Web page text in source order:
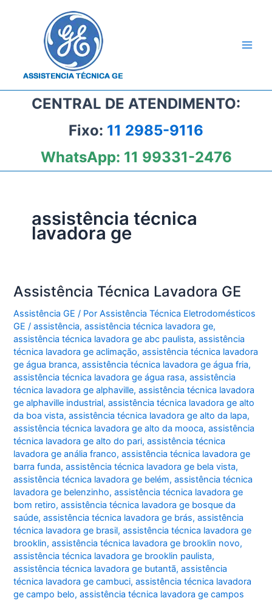
CENTRAL DE ATENDIMENTO:
Fixo: 11 2985-9116
WhatsApp: 11 99331-2476
assistência técnica
lavadora ge
Assistência Técnica Lavadora GE
Assistência GE / PorAssistência Técnica Eletrodomésticos
GE/assistência,assistência técnica lavadora ge,
assistência técnica lavadora ge abc paulista,assistência
técnica lavadora ge aclimação,assistência técnica lavadora
ge água branca,assistência técnica lavadora ge água fria,
assistência técnica lavadora ge água rasa,assistência
técnica lavadora ge alphaville,assistência técnica lavadora
ge alphaville industrial,assistência técnica lavadora ge alto
da boa vista,assistência técnica lavadora ge alto da lapa,
assistência técnica lavadora ge alto da mooca,assistência
técnica lavadora ge alto do pari,assistência técnica
lavadora ge anália franco,assistência técnica lavadora ge
barra funda,assistência técnica lavadora ge bela vista,
assistência técnica lavadora ge belém,assistência técnica
lavadora ge belenzinho,assistência técnica lavadora ge
bom retiro,assistência técnica lavadora ge bosque da
saúde,assistência técnica lavadora ge brás,assistência
técnica lavadora ge brasil,assistência técnica lavadora ge
brooklin,assistência técnica lavadora ge brooklin novo,
assistência técnica lavadora ge brooklin paulista,
assistência técnica lavadora ge butantã,assistência
técnica lavadora ge cambuci,assistência técnica lavadora
ge campo belo,assistência técnica lavadora ge campos